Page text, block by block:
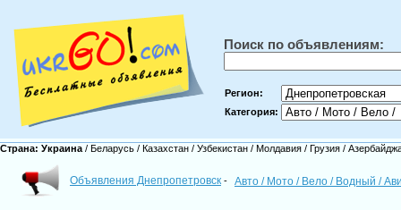
Поиск по объявлениям:
Регион:
Категория:
Страна: Украина / Беларусь / Казахстан / Узбекистан / Молдавия / Грузия /
Объявления Днепропетровск - Авто / Мото / Вело / Водный /